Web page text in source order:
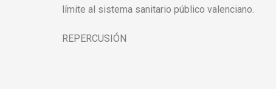
límite al sistema sanitario público valenciano.
REPERCUSIÓN